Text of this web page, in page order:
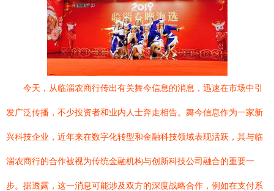
今天，从临淄农商行传出有关舞今信息的消息，迅速在市场中引
发广泛传播，不少投资者和业内人士奔走相告。舞今信息作为一家新
兴科技企业，近年来在数字化转型和金融科技领域表现活跃，其与临
淄农商行的合作被视为传统金融机构与创新科技公司融合的重要一
步。据透露，这一消息可能涉及双方的深度战略合作，例如在支付系